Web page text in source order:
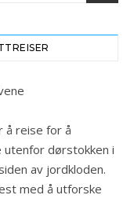
å reise for å
dørstokken i
av jordkloden.
med å utforske